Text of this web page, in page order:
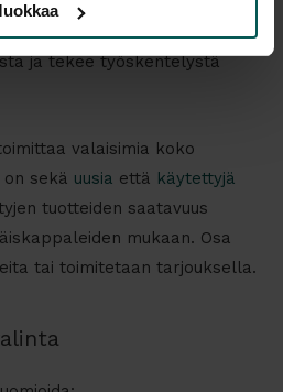
työvaloa. Hyvä pöytävalaisin
ja tekee työskentelystä
valaisimia koko
on sekä uusia että käytettyjä
tuotteiden saatavuus
mukaan. Osa
tai toimitetaan tarjouksella.